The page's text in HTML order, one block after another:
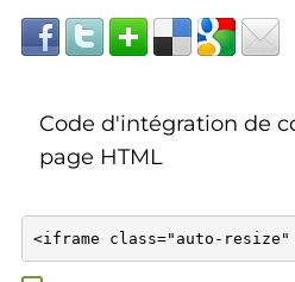
Code d'intégration de
page HTML